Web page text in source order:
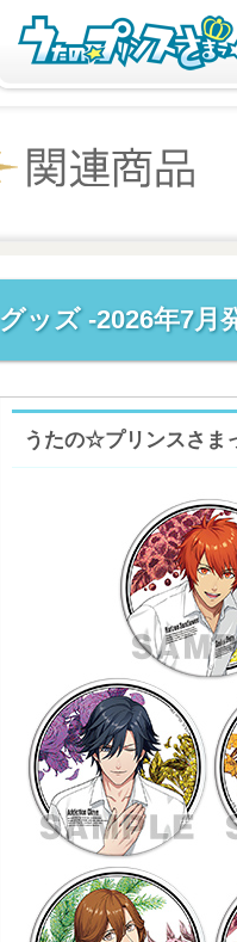
グッズ -2026年7月
うたの☆プリンスさま